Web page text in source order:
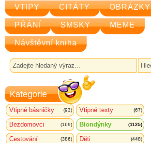
VTIPY CITÁTY OBRÁZKY
PŘÁNÍ SMSKY MEME
Návštěvní kniha
Kategorie
Vtipné básničky (93) Vtipné texty (67)
Bezdomovci (169) Blondýnky (1125)
Cestování (386) Děti (448)